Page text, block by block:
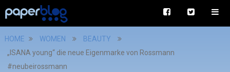
HOME WOMEN
BEAUTY
„ISANA young“ die neue Eigenmarke von Rossmann
#neubeirossmann